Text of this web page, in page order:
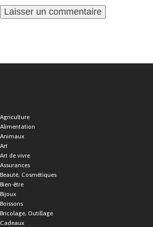
Agriculture
Alimentation
Animaux
Art
Art de vivre
Assurances
Beauté, Cosmétiques
Bien-être
Bijoux
Boissons
Bricolage, Outillage
Cadeaux